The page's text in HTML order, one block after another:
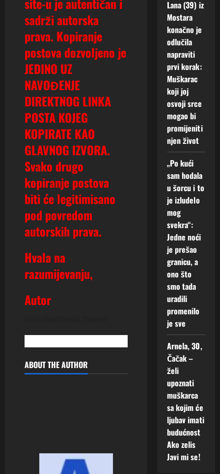
sadrži autorska
prava. Kopiranje
postova dozvoljeno je
JEDINO UZ
NAVOĐENJE
DIREKTNOG LINKA
POSTA KOJEG
KOPIRATE KAO
GLAVNOG IZVORA.
Svako drugo
kopiranje postova
biti će legitimisano
pod povredom
autorskih prava.
Hvala na
razumijevanju,
Autor
ABOUT THE AUTHOR
Lana (39) iz
Mostara
konačno je
odlučila
napraviti
prvi korak:
Muškarac
koji joj
osvoji srce
mogao bi
promijeniti
njen život
„Po kući
sam hodala
u šorcu i to
je izludelo
mog
svekra“:
Jedne noći
je prešao
granicu, a
ono što
smo tada
uradili
promenilo
je sve
Arnela, 30,
Čačak –
želi
upoznati
muškarca
sa kojim će
ljubav imati
budućnost
Ako zelis
Javi mi se!